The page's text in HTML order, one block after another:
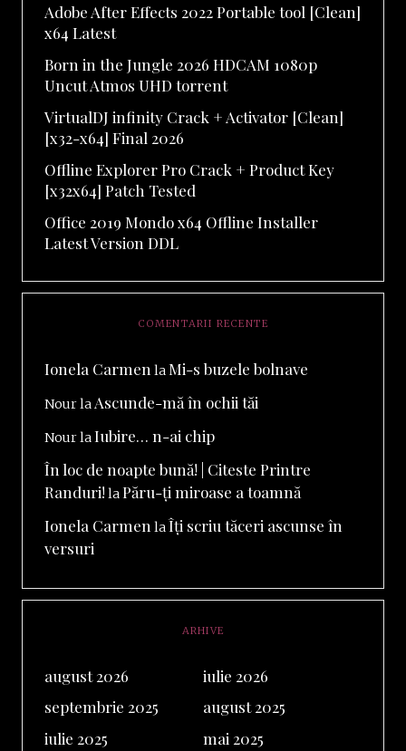
Adobe After Effects 2022 Portable tool [Clean]
x64 Latest
Born in the Jungle 2026 HDCAM 1080p
Uncut Atmos UHD torrent
VirtualDJ infinity Crack + Activator [Clean]
[x32-x64] Final 2026
Offline Explorer Pro Crack + Product Key
[x32x64] Patch Tested
Office 2019 Mondo x64 Offline Installer
Latest Version DDL
COMENTARII RECENTE
Ionela Carmen laMi-s buzele bolnave
Nourla Ascunde-mă în ochii tăi
NourlaIubire… n-ai chip
În loc de noapte bună! | Citeste Printre
Randuri! la Păru-ți miroase a toamnă
Ionela Carmen la Îți scriu tăceri ascunse în
versuri
ARHIVE
august 2026
iulie 2026
septembrie 2025
august 2025
iulie 2025
mai 2025